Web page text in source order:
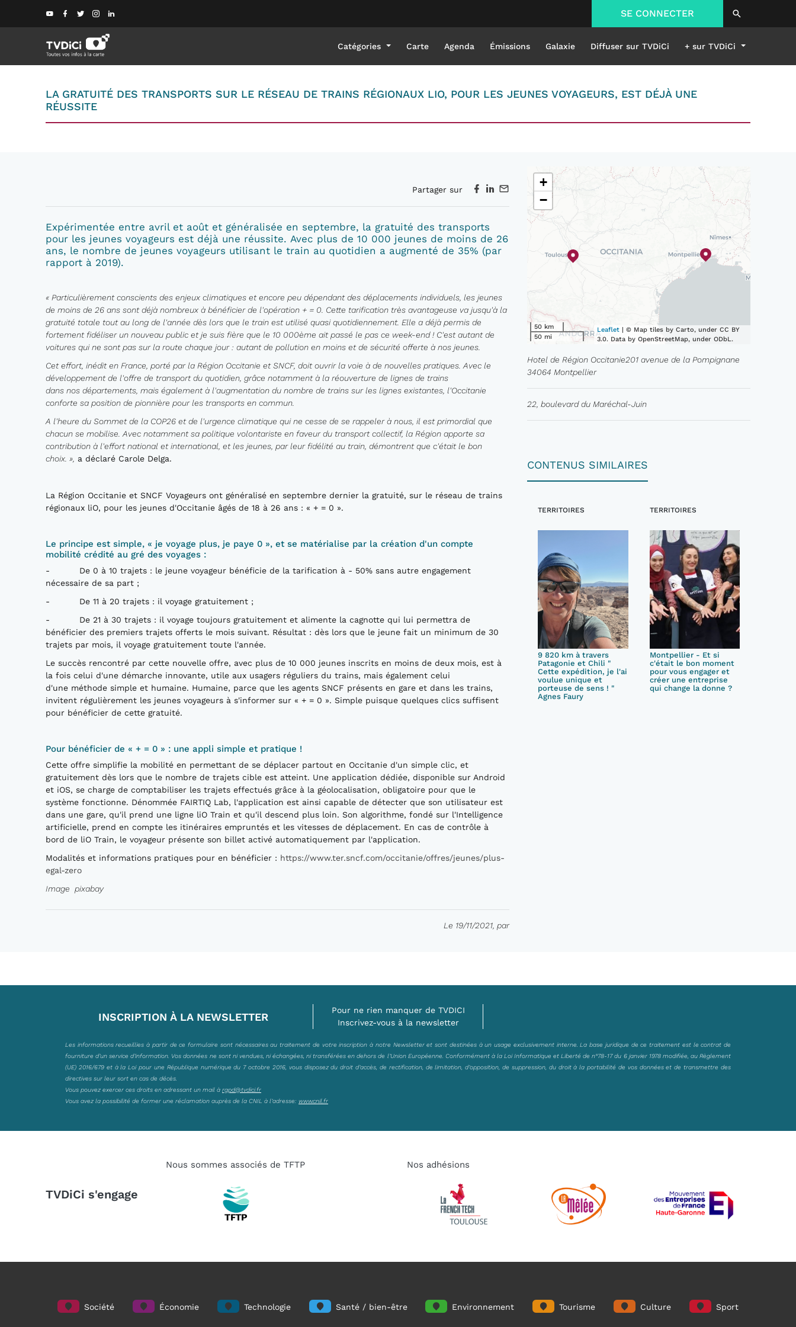
SE CONNECTER
Catégories Carte Agenda Émissions Galaxie Diffuser sur TVDiCi + sur TVDiCi
LA GRATUITÉ DES TRANSPORTS SUR LE RÉSEAU DE TRAINS RÉGIONAUX LIO, POUR LES JEUNES VOYAGEURS, EST DÉJÀ UNE
RÉUSSITE
Partager sur
Expérimentée entre avril et août et généralisée en septembre, la gratuité des transports
pour les jeunes voyageurs est déjà une réussite. Avec plus de 10 000 jeunes de moins de 26
ans, le nombre de jeunes voyageurs utilisant le train au quotidien a augmenté de 35% (par
rapport à 2019).
« Particulièrement conscients des enjeux climatiques et encore peu dépendant des déplacements individuels, les jeunes
de moins de 26 ans sont déjà nombreux à bénéficier de l'opération + = 0. Cette tarification très avantageuse va jusqu'à la
gratuité totale tout au long de l'année dès lors que le train est utilisé quasi quotidiennement. Elle a déjà permis de
fortement fidéliser un nouveau public et je suis fière que le 10 000ème ait passé le pas ce week-end ! C'est autant de
voitures qui ne sont pas sur la route chaque jour : autant de pollution en moins et de sécurité offerte à nos jeunes.
Cet effort, inédit en France, porté par la Région Occitanie et SNCF, doit ouvrir la voie à de nouvelles pratiques. Avec le
développement de l'offre de transport du quotidien, grâce notamment à la réouverture de lignes de trains
dans nos départements, mais également à l'augmentation du nombre de trains sur les lignes existantes, l'Occitanie
conforte sa position de pionnière pour les transports en commun.
A l'heure du Sommet de la COP26 et de l'urgence climatique qui ne cesse de se rappeler à nous, il est primordial que
chacun se mobilise. Avec notamment sa politique volontariste en faveur du transport collectif, la Région apporte sa
contribution à l'effort national et international, et les jeunes, par leur fidélité au train, démontrent que c'était le bon
choix. », a déclaré Carole Delga.
La Région Occitanie et SNCF Voyageurs ont généralisé en septembre dernier la gratuité, sur le réseau de trains
régionaux liO, pour les jeunes d'Occitanie âgés de 18 à 26 ans : « + = 0 ».
Le principe est simple, « je voyage plus, je paye 0 », et se matérialise par la création d'un compte
mobilité crédité au gré des voyages :
- De 0 à 10 trajets : le jeune voyageur bénéficie de la tarification à - 50% sans autre engagement
nécessaire de sa part ;
- De 11 à 20 trajets : il voyage gratuitement ;
- De 21 à 30 trajets : il voyage toujours gratuitement et alimente la cagnotte qui lui permettra de
bénéficier des premiers trajets offerts le mois suivant. Résultat : dès lors que le jeune fait un minimum de 30
trajets par mois, il voyage gratuitement toute l'année.
Le succès rencontré par cette nouvelle offre, avec plus de 10 000 jeunes inscrits en moins de deux mois, est à
la fois celui d'une démarche innovante, utile aux usagers réguliers du trains, mais également celui
d'une méthode simple et humaine. Humaine, parce que les agents SNCF présents en gare et dans les trains,
invitent régulièrement les jeunes voyageurs à s'informer sur « + = 0 ». Simple puisque quelques clics suffisent
pour bénéficier de cette gratuité.
Pour bénéficier de « + = 0 » : une appli simple et pratique !
Cette offre simplifie la mobilité en permettant de se déplacer partout en Occitanie d'un simple clic, et
gratuitement dès lors que le nombre de trajets cible est atteint. Une application dédiée, disponible sur Android
et iOS, se charge de comptabiliser les trajets effectués grâce à la géolocalisation, obligatoire pour que le
système fonctionne. Dénommée FAIRTIQ Lab, l'application est ainsi capable de détecter que son utilisateur est
dans une gare, qu'il prend une ligne liO Train et qu'il descend plus loin. Son algorithme, fondé sur l'Intelligence
artificielle, prend en compte les itinéraires empruntés et les vitesses de déplacement. En cas de contrôle à
bord de liO Train, le voyageur présente son billet activé automatiquement par l'application.
Modalités et informations pratiques pour en bénéficier : https://www.ter.sncf.com/occitanie/offres/jeunes/plus-
egal-zero
Image pixabay
Le 19/11/2021, par
+
−
50 km
50 mi
Leaflet | © Map tiles by Carto, under CC BY
3.0. Data by OpenStreetMap, under ODbL.
Hotel de Région Occitanie201 avenue de la Pompignane
34064 Montpellier
22, boulevard du Maréchal-Juin
CONTENUS SIMILAIRES
TERRITOIRES
9 820 km à travers
Patagonie et Chili "
Cette expédition, je l'ai
voulue unique et
porteuse de sens ! "
Agnes Faury
TERRITOIRES
Montpellier - Et si
c'était le bon moment
pour vous engager et
créer une entreprise
qui change la donne ?
INSCRIPTION À LA NEWSLETTER
Pour ne rien manquer de TVDICI
Inscrivez-vous à la newsletter
Les informations recueillies à partir de ce formulaire sont nécessaires au traitement de votre inscription à notre Newsletter et sont destinées à un usage exclusivement interne. La base juridique de ce traitement est le contrat de
fourniture d’un service d’information. Vos données ne sont ni vendues, ni échangées, ni transférées en dehors de l’Union Européenne. Conformément à la Loi Informatique et Liberté de n°78-17 du 6 janvier 1978 modifiée, au Règlement
(UE) 2016/679 et à la Loi pour une République numérique du 7 octobre 2016, vous disposez du droit d’accès, de rectification, de limitation, d’opposition, de suppression, du droit à la portabilité de vos données et de transmettre des
directives sur leur sort en cas de décès.
Vous pouvez exercer ces droits en adressant un mail à rgpd@tvdici.fr
Vous avez la possibilité de former une réclamation auprès de la CNIL à l’adresse: www.cnil.fr
TVDiCi s'engage
Nous sommes associés de TFTP Nos adhésions
Société Économie Technologie Santé / bien-être Environnement Tourisme Culture Sport